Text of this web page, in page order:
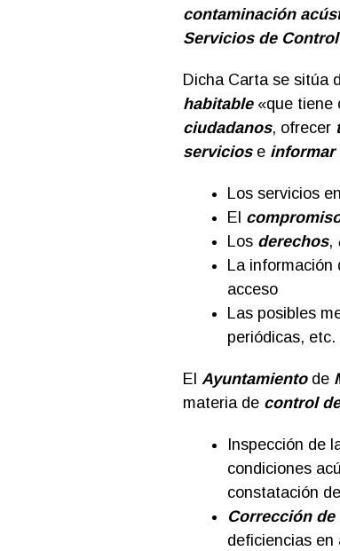
contaminación
Servicios de Control
Dicha Carta se sitúa
habitable«que tiene
ciudadanos, ofrecer
serviciose informar
Los servicios
El
Los derechos,
La información
acceso
Las posibles
periódicas, etc.
El Ayuntamientode
materia de control
Inspección de
condiciones
constatación
Corrección
deficiencias en